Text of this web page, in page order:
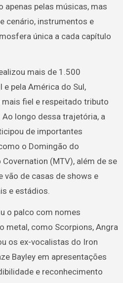
apenas pelas músicas, mas
cenário, instrumentos e
única a cada capítulo
mais de 1.500
pela América do Sul,
fiel e respeitado tributo
Ao longo dessa trajetória, a
de importantes
o Domingão do
(MTV), além de se
vão de casas de shows e
e estádios.
o palco com nomes
metal, como Scorpions, Angra
os ex-vocalistas do Iron
Bayley em apresentações
e reconhecimento